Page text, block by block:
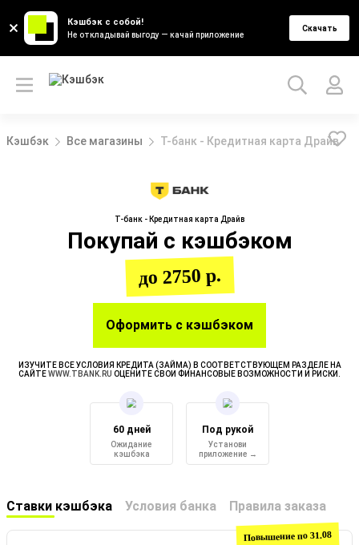
Кэшбэк с собой!
Не откладывай выгоду — качай приложение
Скачать
Кэшбэк Все магазины Т-банк - Кредитная карта Драйв
Т-банк - Кредитная карта Драйв
Покупай с кэшбэком
до 2750 р.
Оформить с кэшбэком
ИЗУЧИТЕ ВСЕ УСЛОВИЯ КРЕДИТА (ЗАЙМА) В СООТВЕТСТВУЮЩЕМ РАЗДЕЛЕ НА
САЙТЕWWW.TBANK.RU ОЦЕНИТЕ СВОИ ФИНАНСОВЫЕ ВОЗМОЖНОСТИ И РИСКИ.
60 дней
Ожидание
кэшбэка
Под рукой
Установи
приложение →
Ставки кэшбэка Условия банка Правила заказа
Повышение по 31.08